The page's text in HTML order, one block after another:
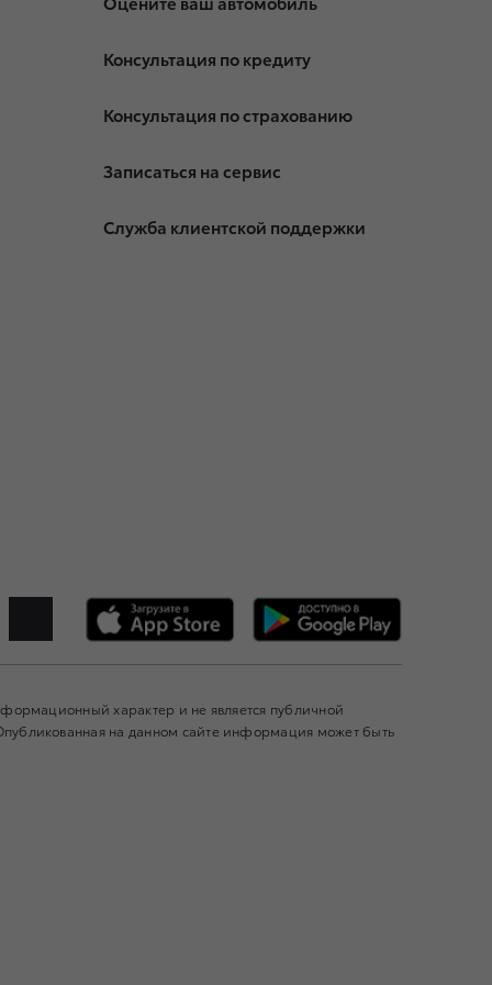
Консультация по кредиту
Консультация по страхованию
Записаться на сервис
Служба клиентской поддержки
характер и не является публичной
на данном сайте информация может быть